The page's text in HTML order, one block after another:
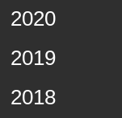
2020
2019
2018